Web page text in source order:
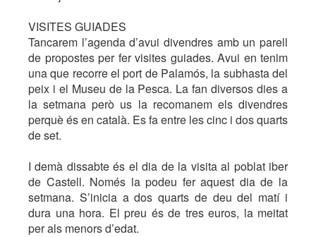
VISITES GUIADES
Tancarem l’agenda d’avui divendres amb un parell
de propostes per fer visites guiades. Avui en tenim
una que recorre el port de Palamós, la subhasta del
peix i el Museu de la Pesca. La fan diversos dies a
la setmana però us la recomanem els divendres
perquè és en català. Es fa entre les cinc i dos quarts
de set.
I demà dissabte és el dia de la visita al poblat iber
de Castell. Només la podeu fer aquest dia de la
setmana. S’inicia a dos quarts de deu del matí i
dura una hora. El preu és de tres euros, la meitat
per als menors d’edat.